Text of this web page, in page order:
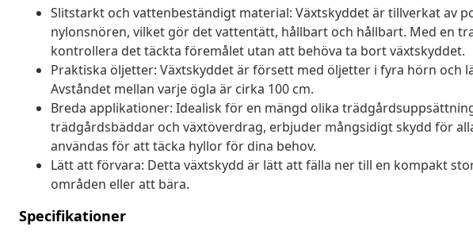
Slitstarkt och vattenbeständigt material: Växtskyddet är tillverkat av
nylonsnören, vilket gör det vattentätt, hållbart och hållbart. Med en
kontrollera det täckta föremålet utan att behöva ta bort växtskyddet.
Praktiska öljetter: Växtskyddet är försett med öljetter i fyra hörn och
Avståndet mellan varje ögla är cirka 100 cm.
Breda applikationer: Idealisk för en mängd olika
trädgårdsbäddar och växtöverdrag, erbjuder mångsidigt skydd för
användas för att täcka hyllor för dina behov.
Lätt att förvara: Detta växtskydd är lätt att fälla ner till en kompakt
områden eller att bära.
Specifikationer